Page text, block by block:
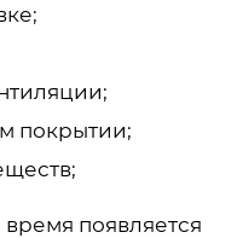
покрытии;
время появляется